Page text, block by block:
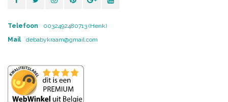
Telefoon
0032492480713 (Henk)
Mail
debabykraam@gmail.com